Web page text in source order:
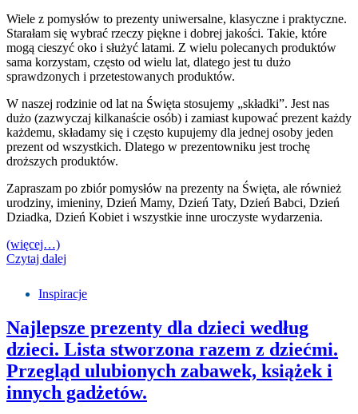
Wiele z pomysłów to prezenty uniwersalne, klasyczne i praktyczne.
Starałam się wybrać rzeczy piękne i dobrej jakości. Takie, które
mogą cieszyć oko i służyć latami. Z wielu polecanych produktów
sama korzystam, często od wielu lat, dlatego jest tu dużo
sprawdzonych i przetestowanych produktów.
W naszej rodzinie od lat na Święta stosujemy „składki”. Jest nas
dużo (zazwyczaj kilkanaście osób) i zamiast kupować prezent każdy
każdemu, składamy się i często kupujemy dla jednej osoby jeden
prezent od wszystkich. Dlatego w prezentowniku jest trochę
droższych produktów.
Zapraszam po zbiór pomysłów na prezenty na Święta, ale również
urodziny, imieniny, Dzień Mamy, Dzień Taty, Dzień Babci, Dzień
Dziadka, Dzień Kobiet i wszystkie inne uroczyste wydarzenia.
(więcej…)
Czytaj dalej
Inspiracje
Najlepsze prezenty dla dzieci według
dzieci. Lista stworzona razem z dziećmi.
Przegląd ulubionych zabawek, książek i
innych gadżetów.